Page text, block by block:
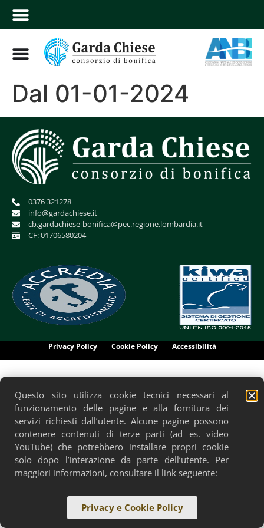
Dal 01-01-2024
0376 321278
info@gardachiese.it
cb.gardachiese-bonifica@pec.regione.lombardia.it
CF: 01706580204
Privacy Policy Cookie Policy Accessibilità
Questo sito utilizza cookie tecnici necessari al
funzionamento delle pagine e alla fornitura dei
servizi richiesti dall’utente. Alcune pagine possono
contenere contenuti di terze parti (ad es. video
YouTube) che potrebbero installare propri cookie
solo dopo l’interazione da parte dell’utente. Per
maggiori informazioni, consultare il link seguente:
Privacy e Cookie Policy